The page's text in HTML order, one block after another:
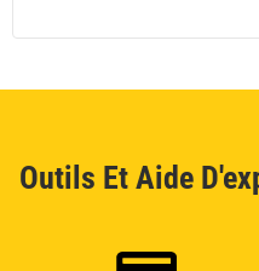
Outils Et Aide